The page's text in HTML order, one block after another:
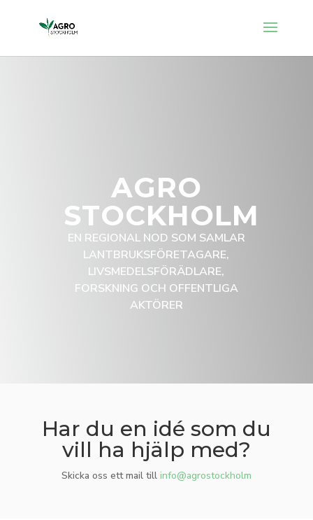
AGRO
STOCKHOLM
EN REGIONAL NOD SOM SAMLAR
LANTBRUKSFÖRETAGARE,
LIVSMEDELSFÖRÄDLARE,
FORSKNING OCH OFFENTLIGA
AKTÖRER
Har du en idé som du
vill ha hjälp med?
Skicka oss ett mail till info@agrostockholm